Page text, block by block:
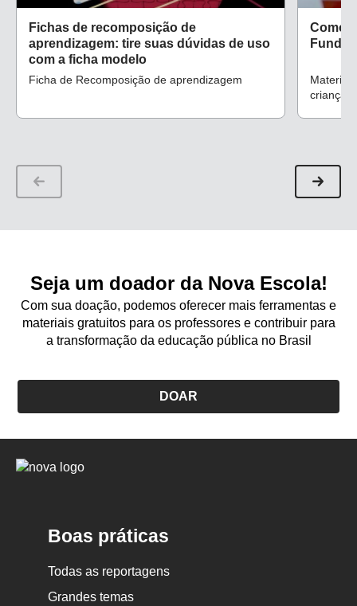
Fichas de recomposição de
aprendizagem: tire suas dúvidas de uso
com a ficha modelo
Ficha de Recomposição de aprendizagem
Como
crianças
Seja um doador da Nova Escola!
Com sua doação, podemos oferecer mais ferramentas e
materiais gratuitos para os professores e contribuir para
a transformação da educação pública no Brasil
DOAR
Logo
Boas práticas
Todas as reportagens
Grandes temas